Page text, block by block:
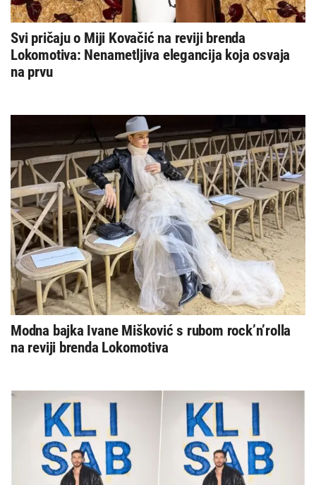
Svi pričaju o Miji Kovačić na reviji brenda
Lokomotiva: Nenametljiva elegancija koja osvaja
na prvu
Modna bajka Ivane Mišković s rubom rock’n’rolla
na reviji brenda Lokomotiva